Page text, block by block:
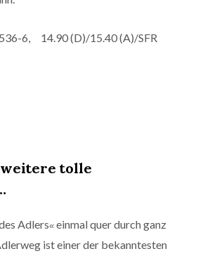
6, 14.90 (D)/15.40 (A)/SFR
tolle
Adlers« einmal quer durch ganz
ist einer der bekanntesten